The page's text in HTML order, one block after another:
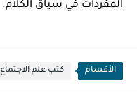
المفردات في سياق الكلام.
الأقسام كتب علم الاجتماع